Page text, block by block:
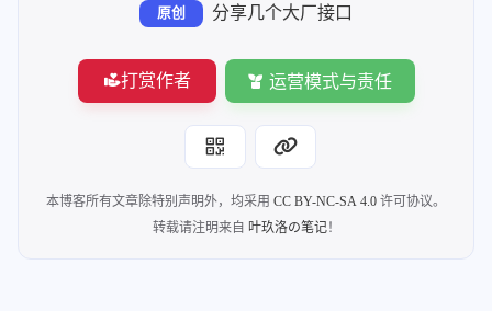
原创 分享几个大厂接口
打赏作者 运营模式与责任
本博客所有文章除特别声明外，均采用 CC BY-NC-SA 4.0 许可协议。
转载请注明来自 叶玖洛の笔记！